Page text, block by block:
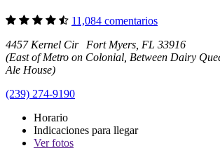
11,084 comentarios
4457 Kernel Cir Fort Myers, FL 33916
(East of Metro on Colonial, Between Dairy
Ale House)
(239) 274-9190
Horario
Indicaciones para llegar
Verfotos